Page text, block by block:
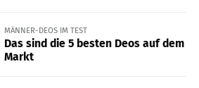
MÄNNER-DEOS IM TEST
Das sind die 5 besten Deos auf dem
Markt